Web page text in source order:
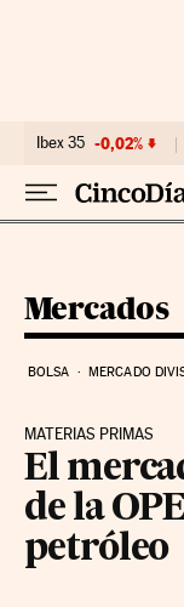
Ibex 35 -0,02%
Mercados
BOLSA MERCADO
MATERIAS PRIMAS
El
de la
petróleo